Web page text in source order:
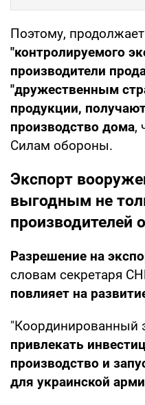
Поэтому,
"контролируемого
производители
"дружественным
продукции,
производство дома,
Силам обороны.
Экспорт
выгодным не
производителей
Разрешение на
словам секретаря
повлияет на
"Координированный
привлекать
производство и
для украинской